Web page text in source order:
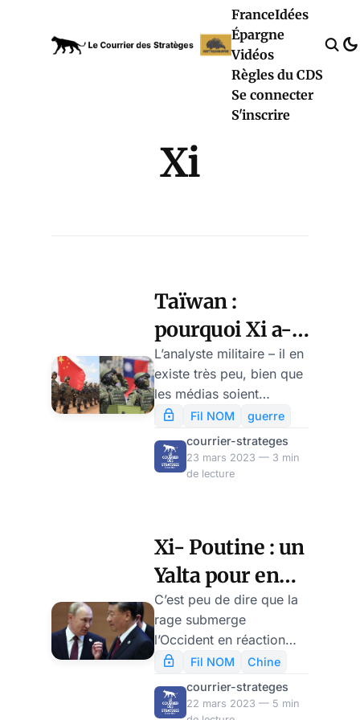
FranceIdées
Épargne
Vidéos
Règles du CDS
Se connecter
S'inscrire
Xi
Taïwan :
pourquoi Xi a-t-
il besoin de
Poutine ? par
Alexandre N
L’analyste militaire – il en
existe très peu, bien que
les médias soient
encombrés d’experts
autoproclamés – Andreï
Martyanov explique
magistralement la
alliance avec la Russie
absolument vitale.
Fil NOM
guerre
courrier-strateges
23 mars 2023 — 3 min
de lecture
Xi- Poutine : un
Yalta pour en
finir avec
l’hegemon fou,
par Alexandre
N
C’est peu de dire que la
rage submerge
l’Occident en réaction
aux entretiens Xi –
Poutine, aggravée par de
récents déboires qui en
Fil NOM
Chine
courrier-strateges
22 mars 2023 — 5 min